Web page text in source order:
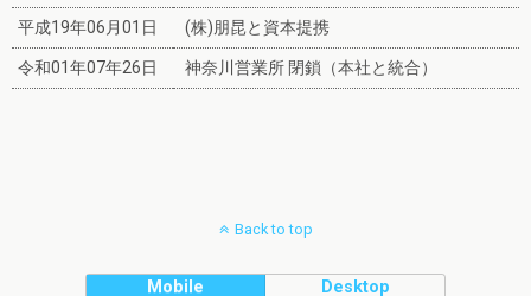
平成19年06月01日 (株)朋昆と資本提携
令和01年07年26日 神奈川営業所 閉鎖（本社と統合）
Back to top
Mobile Desktop